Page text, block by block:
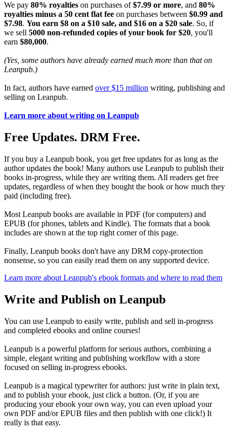
We pay 80% royalties on purchases of$7.99 or more, and 80%
royalties minus a 50 cent flat fee on purchases between $0.99 and
$7.98. You earn $8 on a $10 sale, and $16 on a $20 sale. So, if
we sell 5000 non-refunded copies of your book for $20, you'll
earn $80,000.
(Yes, some authors have already earned much more than that on
Leanpub.)
In fact, authors have earned over $15 million writing, publishing and
selling on Leanpub.
Learn more about writing on Leanpub
Free Updates. DRM Free.
If you buy a Leanpub book, you get free updates for as long as the
author updates the book! Many authors use Leanpub to publish their
books in-progress, while they are writing them. All readers get free
updates, regardless of when they bought the book or how much they
paid (including free).
Most Leanpub books are available in PDF (for computers) and
EPUB (for phones, tablets and Kindle). The formats that a book
includes are shown at the top right corner of this page.
Finally, Leanpub books don't have any DRM copy-protection
nonsense, so you can easily read them on any supported device.
Learn more about Leanpub's ebook formats and where to read them
Write and Publish on Leanpub
You can use Leanpub to easily write, publish and sell in-progress
and completed ebooks and online courses!
Leanpub is a powerful platform for serious authors, combining a
simple, elegant writing and publishing workflow with a store
focused on selling in-progress ebooks.
Leanpub is a magical typewriter for authors: just write in plain text,
and to publish your ebook, just click a button. (Or, if you are
producing your ebook your own way, you can even upload your
own PDF and/or EPUB files and then publish with one click!) It
really is that easy.